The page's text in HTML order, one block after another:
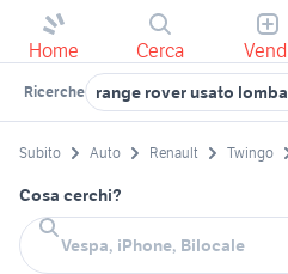
Home Cerca
Ricerche range rover usato
Subito Auto Renault Twingo
Cosa cerchi?